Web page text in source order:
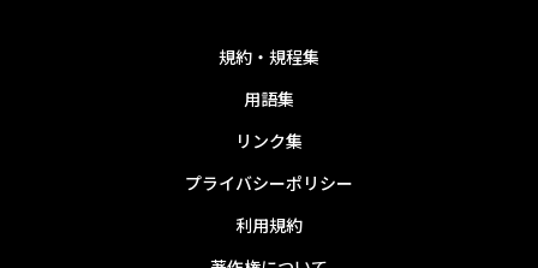
規約・規程集
用語集
リンク集
プライバシーポリシー
利用規約